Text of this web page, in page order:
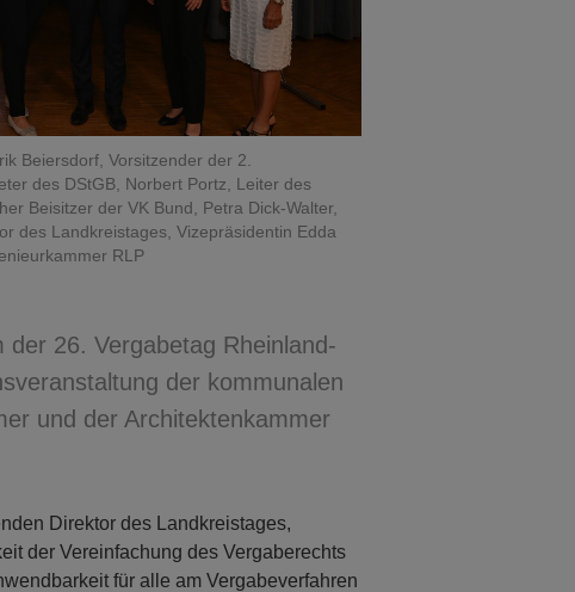
Beiersdorf, Vorsitzender der 2.
des DStGB, Norbert Portz, Leiter des
Beisitzer der VK Bund, Petra Dick-Walter,
des Landkreistages, Vizepräsidentin Edda
RLP
26. Vergabetag Rheinland-
der kommunalen
und der Architektenkammer
Direktor des Landkreistages,
der Vereinfachung des Vergaberechts
für alle am Vergabeverfahren